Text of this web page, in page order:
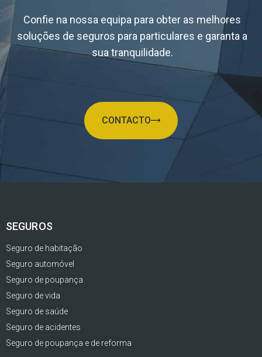
Confie na nossa equipa para obter as melhores
soluções de seguros para particulares e garanta a
sua tranquilidade.
CONTACTO
SEGUROS
Seguro de habitação
Seguro automóvel
Seguro de poupança
Seguro de vida
Seguro de saúde
Seguro de acidentes
Seguro de poupança e de reforma